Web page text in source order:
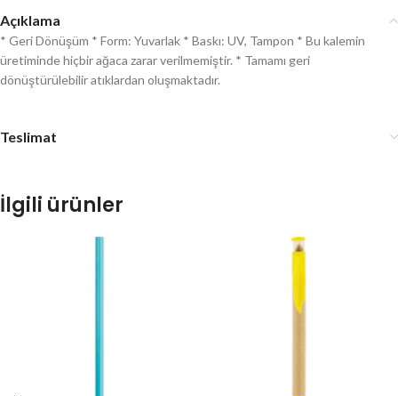
Açıklama
* Geri Dönüşüm * Form: Yuvarlak * Baskı: UV, Tampon * Bu kalemin
üretiminde hiçbir ağaca zarar verilmemiştir. * Tamamı geri
dönüştürülebilir atıklardan oluşmaktadır.
Teslimat
İlgili ürünler